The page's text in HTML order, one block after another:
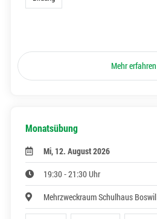
Mehr erfahren
Monatsübung
Mi, 12. August 2026
19:30 - 21:30 Uhr
Mehrzweckraum Schulhaus Boswil